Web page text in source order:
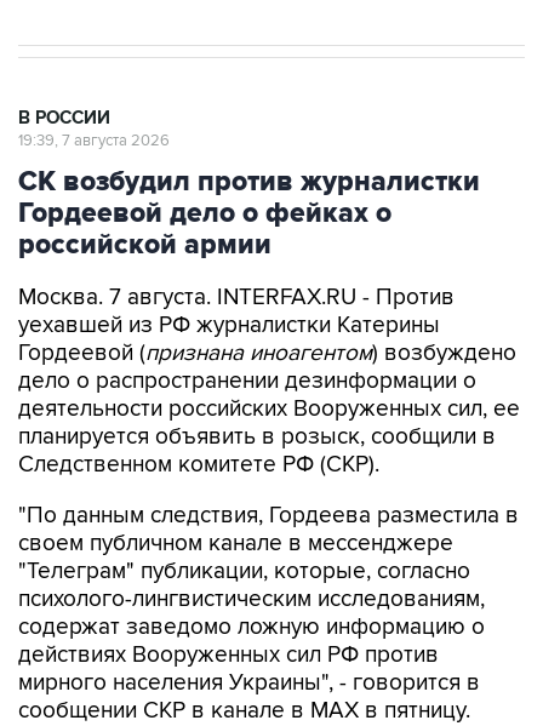
В РОССИИ
19:39, 7 августа 2026
СК возбудил против журналистки
Гордеевой дело о фейках о
российской армии
Москва. 7 августа. INTERFAX.RU - Против
уехавшей из РФ журналистки Катерины
Гордеевой (признана иноагентом) возбуждено
дело о распространении дезинформации о
деятельности российских Вооруженных сил, ее
планируется объявить в розыск, сообщили в
Следственном комитете РФ (СКР).
"По данным следствия, Гордеева разместила в
своем публичном канале в мессенджере
"Телеграм" публикации, которые, согласно
психолого-лингвистическим исследованиям,
содержат заведомо ложную информацию о
действиях Вооруженных сил РФ против
мирного населения Украины", - говорится в
сообщении СКР в канале в MAX в пятницу.